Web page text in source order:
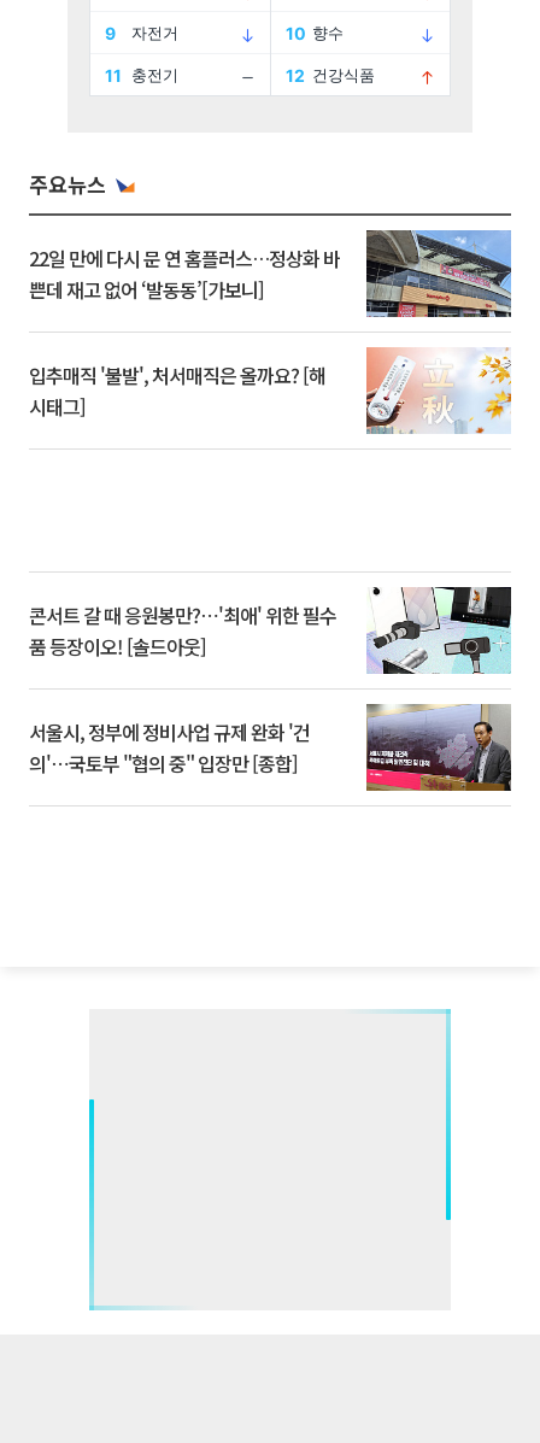
주요뉴스
22일 만에 다시 문 연 홈플러스…정상화 바
쁜데 재고 없어 ‘발동동’[가보니]
입추매직 '불발', 처서매직은 올까요? [해
시태그]
콘서트 갈 때 응원봉만?⋯'최애' 위한 필수
품 등장이오! [솔드아웃]
서울시, 정부에 정비사업 규제 완화 '건
의'⋯국토부 "협의 중" 입장만 [종합]